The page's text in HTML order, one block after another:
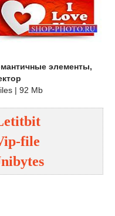
элементы,
| 92 Mb
file